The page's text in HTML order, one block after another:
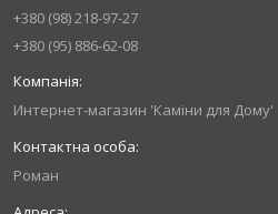
+380 (98) 218-97-27
+380 (95) 886-62-08
Интернет-магазин 'Каміни для Дому'
Роман